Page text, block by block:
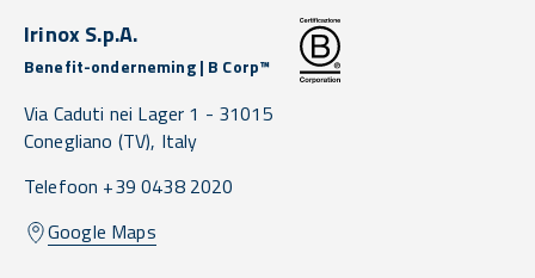
Irinox S.p.A.
Benefit-onderneming | B Corp™
Via Caduti nei Lager 1 - 31015
Conegliano (TV), Italy
Telefoon +39 0438 2020
Google Maps